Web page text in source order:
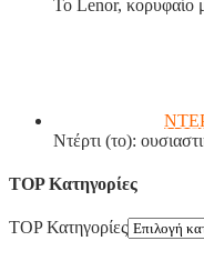
Το Lenor, κορυφαίο
Ντέρτι (το):
TOP Κατηγορίες
TOP Κατηγορίες